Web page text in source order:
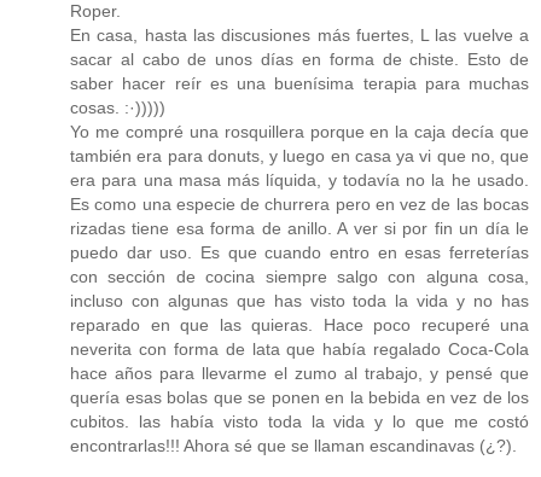
Roper.
En casa, hasta las discusiones más fuertes, L las vuelve a
sacar al cabo de unos días en forma de chiste. Esto de
saber hacer reír es una buenísima terapia para muchas
cosas. :·)))))
Yo me compré una rosquillera porque en la caja decía que
también era para donuts, y luego en casa ya vi que no, que
era para una masa más líquida, y todavía no la he usado.
Es como una especie de churrera pero en vez de las bocas
rizadas tiene esa forma de anillo. A ver si por fin un día le
puedo dar uso. Es que cuando entro en esas ferreterías
con sección de cocina siempre salgo con alguna cosa,
incluso con algunas que has visto toda la vida y no has
reparado en que las quieras. Hace poco recuperé una
neverita con forma de lata que había regalado Coca-Cola
hace años para llevarme el zumo al trabajo, y pensé que
quería esas bolas que se ponen en la bebida en vez de los
cubitos. las había visto toda la vida y lo que me costó
encontrarlas!!! Ahora sé que se llaman escandinavas (¿?).